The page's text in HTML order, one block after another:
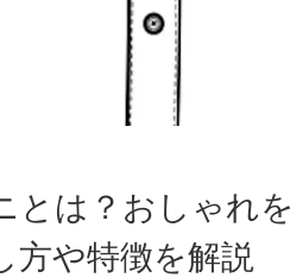
とは？おしゃれ
方や特徴を解説